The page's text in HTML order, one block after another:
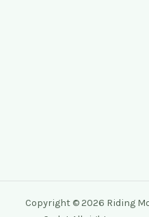
Copyright © 2026 Riding